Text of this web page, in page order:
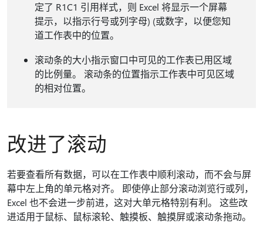
定了 R1C1 引用样式，则 Excel 将显示一个屏幕
提示，以指示行号或列字母) (或数字，以便您知
道工作表中的位置。
滚动条的大小指示窗口中可见的工作表已用区域
的比例量。 滚动条的位置指示工作表中可见区域
的相对位置。
改进了滚动
若要查看所有数据，可以在工作表中顺利滚动，而不会与屏
幕中左上角的单元格对齐。 即使停止部分滚动浏览行或列，
Excel 也不会进一步前进，这对大单元格特别有利。 这些改
进适用于鼠标、鼠标滚轮、触摸板、触摸屏或滚动条拖动。